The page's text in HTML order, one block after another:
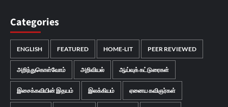
Categories
ENGLISH FEATURED HOME-LIT PEER REVIEWED
அறிந்துகொள்வோம் அறிவியல் ஆய்வுக் கட்டுரைகள்
இசைக்கவியின் இதயம் இலக்கியம் ஏனைய கவிஞர்கள்